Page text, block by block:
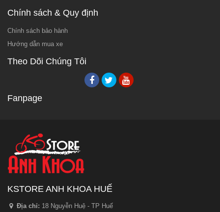
Chính sách & Quy định
Chính sách bảo hành
Hướng dẫn mua xe
Theo Dõi Chúng Tôi
Fanpage
KSTORE ANH KHOA HUẾ
Địa chỉ: 18 Nguyễn Huệ - TP Huế